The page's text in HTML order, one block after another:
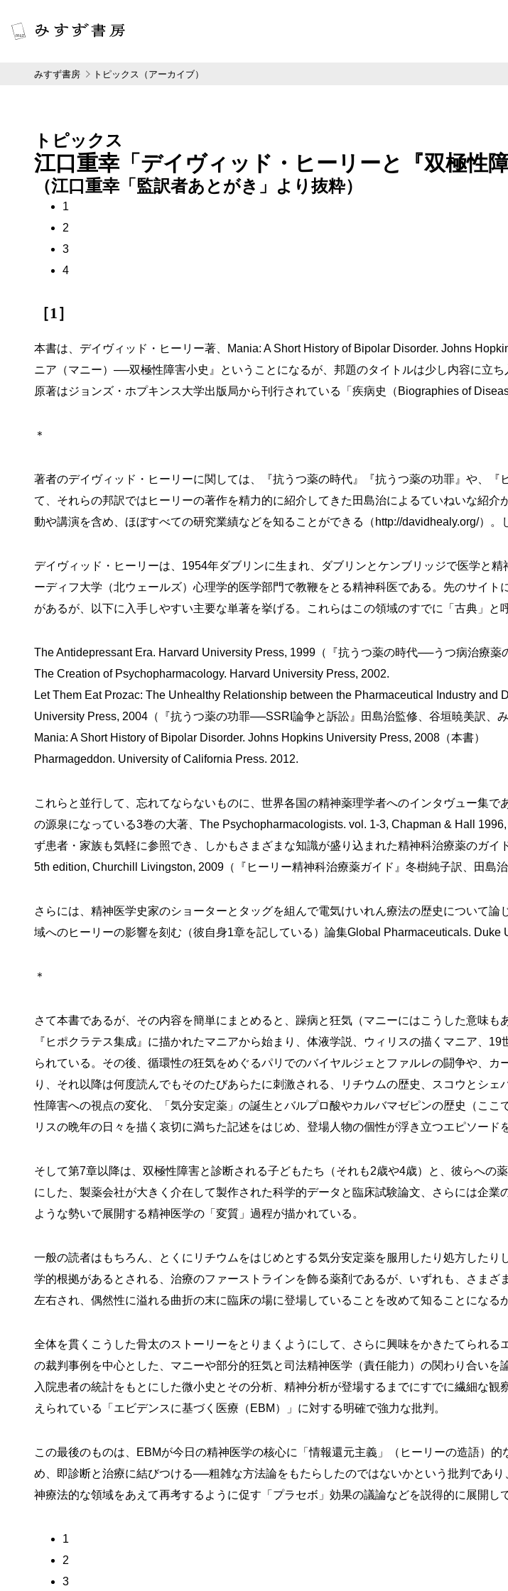
みすず書房 トピックス（アーカイブ）
トピックス
江口重幸「デイヴィッド・ヒーリーと『双極性障
（江口重幸「監訳者あとがき」より抜粋）
1
2
3
4
［1］
本書は、デイヴィッド・ヒーリー著、Mania: A Short History of Bipolar Disorder. Johns
ニア（マニー）──双極性障害小史』ということになるが、邦題のタイトルは少し内容に立
原著はジョンズ・ホプキンス大学出版局から刊行されている「疾病史（Biographies of
＊
著者のデイヴィッド・ヒーリーに関しては、 『抗うつ薬の時代』 『抗うつ薬の功罪』 や、 『
て、それらの邦訳ではヒーリーの著作を精力的に紹介してきた田島治によるていねいな紹
動や講演を含め、ほぼすべての研究業績などを知ることができる
（http://davidhealy.org/） 。
デイヴィッド・ヒーリーは、1954年ダブリンに生まれ、ダブリンとケンブリッジで医学と
ーディフ大学（北ウェールズ）心理学的医学部門で教鞭をとる精神科医である。先のサイ
があるが、以下に入手しやすい主要な単著を挙げる。これらはこの領域のすでに「古典」と
The Antidepressant Era. Harvard University Press, 1999 （『抗うつ薬の時代──うつ病治療薬
The Creation of Psychopharmacology. Harvard University Press, 2002.
Let Them Eat Prozac: The Unhealthy Relationship between the Pharmaceutical Industry and
University Press, 2004 （『抗うつ薬の功罪──SSRI論争と訴訟』田島治監修、谷垣暁美訳、
Mania: A Short History of Bipolar Disorder. Johns Hopkins University Press, 2008 （本書）
Pharmageddon. University of California Press. 2012.
これらと並行して、忘れてならないものに、世界各国の精神薬理学者へのインタヴュー集
の源泉になっている3巻の大著、The Psychopharmacologists. vol. 1-3, Chapman & Hall
ず患者・家族も気軽に参照でき、しかもさまざまな知識が盛り込まれた精神科治療薬のガ
5th edition, Churchill Livingston, 2009 （『ヒーリー精神科治療薬ガイド』冬樹純子訳、田島
さらには、精神医学史家のショーターとタッグを組んで電気けいれん療法の歴史について
域へのヒーリーの影響を刻む（彼自身1章を記している）論集Global Pharmaceuticals. Duke
＊
さて本書であるが、その内容を簡単にまとめると、躁病と狂気（マニーにはこうした意味も
『ヒポクラテス集成』に描かれたマニアから始まり、体液学説、ウィリスの描くマニア、
られている。その後、循環性の狂気をめぐるパリでのバイヤルジェとファルレの闘争や、
り、それ以降は何度読んでもそのたびあらたに刺激される、リチウムの歴史、スコウとシ
性障害への視点の変化、「気分安定薬」の誕生とバルプロ酸やカルバマゼピンの歴史（こ
リスの晩年の日々を描く哀切に満ちた記述をはじめ、登場人物の個性が浮き立つエピソード
そして第7章以降は、双極性障害と診断される子どもたち（それも2歳や4歳）と、彼らへの
にした、製薬会社が大きく介在して製作された科学的データと臨床試験論文、さらには企
ような勢いで展開する精神医学の「変質」過程が描かれている。
一般の読者はもちろん、とくにリチウムをはじめとする気分安定薬を服用したり処方した
学的根拠があるとされる、治療のファーストラインを飾る薬剤であるが、いずれも、さま
左右され、偶然性に溢れる曲折の末に臨床の場に登場していることを改めて知ることになる
全体を貫くこうした骨太のストーリーをとりまくようにして、さらに興味をかきたてられ
の裁判事例を中心とした、マニーや部分的狂気と司法精神医学（責任能力）の関わり合い
入院患者の統計をもとにした微小史とその分析、精神分析が登場するまでにすでに繊細な
えられている「エビデンスに基づく医療（EBM）」に対する明確で強力な批判。
この最後のものは、EBMが今日の精神医学の核心に「情報還元主義」（ヒーリーの造語）
め、即診断と治療に結びつける──粗雑な方法論をもたらしたのではないかという批判であ
神療法的な領域をあえて再考するように促す「プラセボ」効果の議論などを説得的に展開し
1
2
3